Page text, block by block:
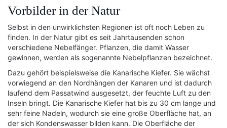
Vorbilder in der Natur
Selbst in den unwirklichsten Regionen ist oft noch Leben zu
finden. In der Natur gibt es seit Jahrtausenden schon
verschiedene Nebelfänger. Pflanzen, die damit Wasser
gewinnen, werden als sogenannte Nebelpflanzen bezeichnet.
Dazu gehört beispielsweise die Kanarische Kiefer. Sie wächst
vorwiegend an den Nordhängen der Kanaren und ist dadurch
laufend dem Passatwind ausgesetzt, der feuchte Luft zu den
Inseln bringt. Die Kanarische Kiefer hat bis zu 30 cm lange und
sehr feine Nadeln, wodurch sie eine große Oberfläche hat, an
der sich Kondenswasser bilden kann. Die Oberfläche der